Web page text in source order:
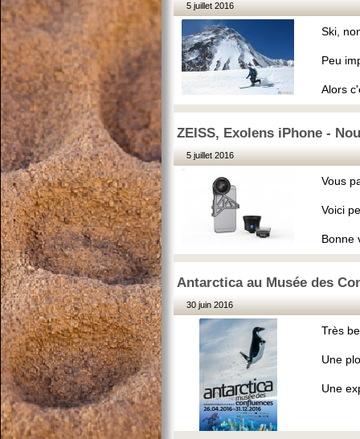
5 juillet 2016
Ski,
Peu
Alors
ZEISS, Exolens iPhone -
5 juillet 2016
Vous
Voici
Bonne
Antarctica au Musée des
30 juin 2016
Très
Une
Une